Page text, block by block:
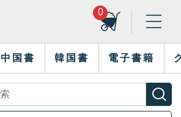
0
中国書 韓国書 電子書籍